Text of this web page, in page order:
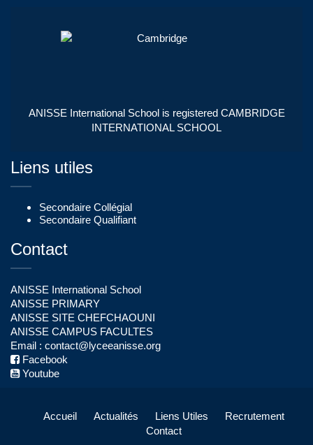
ANISSE International School is registered CAMBRIDGE
INTERNATIONAL SCHOOL
Liens utiles
Secondaire Collégial
Secondaire Qualifiant
Contact
ANISSE International School
ANISSE PRIMARY
ANISSE SITE CHEFCHAOUNI
ANISSE CAMPUS FACULTES
Email : contact@lyceeanisse.org
Facebook
Youtube
Accueil Actualités Liens Utiles
Recrutement
Contact